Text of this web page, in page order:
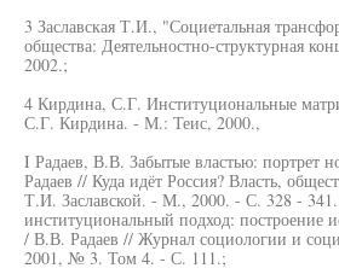
3 Заславская Т.И., "Социетальная
общества: Деятельностно-структурная
2002.;
4 Кирдина, С.Г. Институциональные
С.Г. Кирдина. - М.: Теис, 2000.,
I Радаев, В.В. Забытые властью: портрет
Радаев // Куда идёт Россия? Власть,
Т.И. Заславской. - М., 2000. - С. 328 -
институциональный подход: построение
/ В.В. Радаев // Журнал социологии и
2001, № 3. Том 4. - С. 111.;